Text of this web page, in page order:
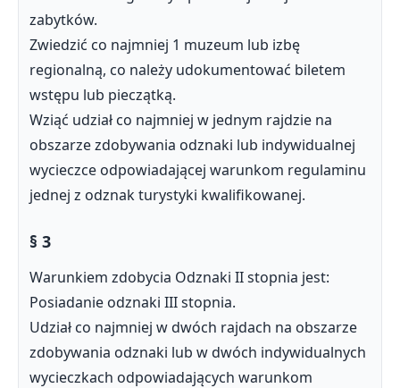
zabytków.
Zwiedzić co najmniej 1 muzeum lub izbę
regionalną, co należy udokumentować biletem
wstępu lub pieczątką.
Wziąć udział co najmniej w jednym rajdzie na
obszarze zdobywania odznaki lub indywidualnej
wycieczce odpowiadającej warunkom regulaminu
jednej z odznak turystyki kwalifikowanej.
§ 3
Warunkiem zdobycia Odznaki II stopnia jest:
Posiadanie odznaki III stopnia.
Udział co najmniej w dwóch rajdach na obszarze
zdobywania odznaki lub w dwóch indywidualnych
wycieczkach odpowiadających warunkom